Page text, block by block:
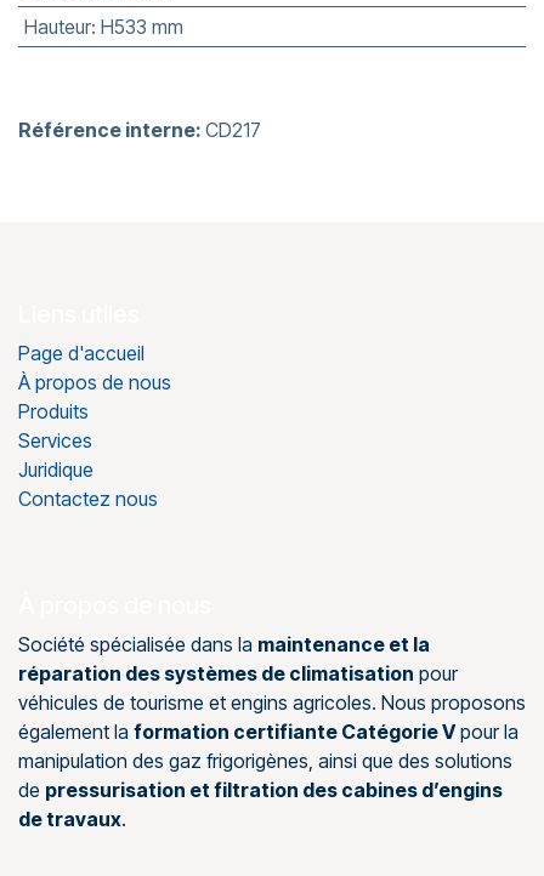
Hauteur: H533 mm
Référence interne: CD217
Page d'accueil
À propos de nous
Produits
Services
Juridique
Contactez nous
Société spécialisée dans la maintenance et la
réparation des systèmes de climatisation pour
véhicules de tourisme et engins agricoles. Nous proposons
également la formation certifiante Catégorie Vpour la
manipulation des gaz frigorigènes, ainsi que des solutions
de pressurisation et filtration des cabines d’engins
de travaux.